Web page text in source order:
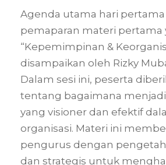
Agenda utama hari pertama
pemaparan materi pertama
“Kepemimpinan &
disampaikan oleh Rizky
Dalam sesi ini, peserta
tentang bagaimana
yang visioner dan efektif
organisasi. Materi ini
pengurus dengan
dan strategis untuk